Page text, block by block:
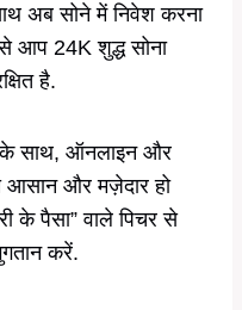
अब सोने में निवेश करना
आप 24K शुद्ध सोना
है.
के साथ, ऑनलाइन और
आसान और मज़ेदार हो
के पैसा” वाले पिचर से
करें.